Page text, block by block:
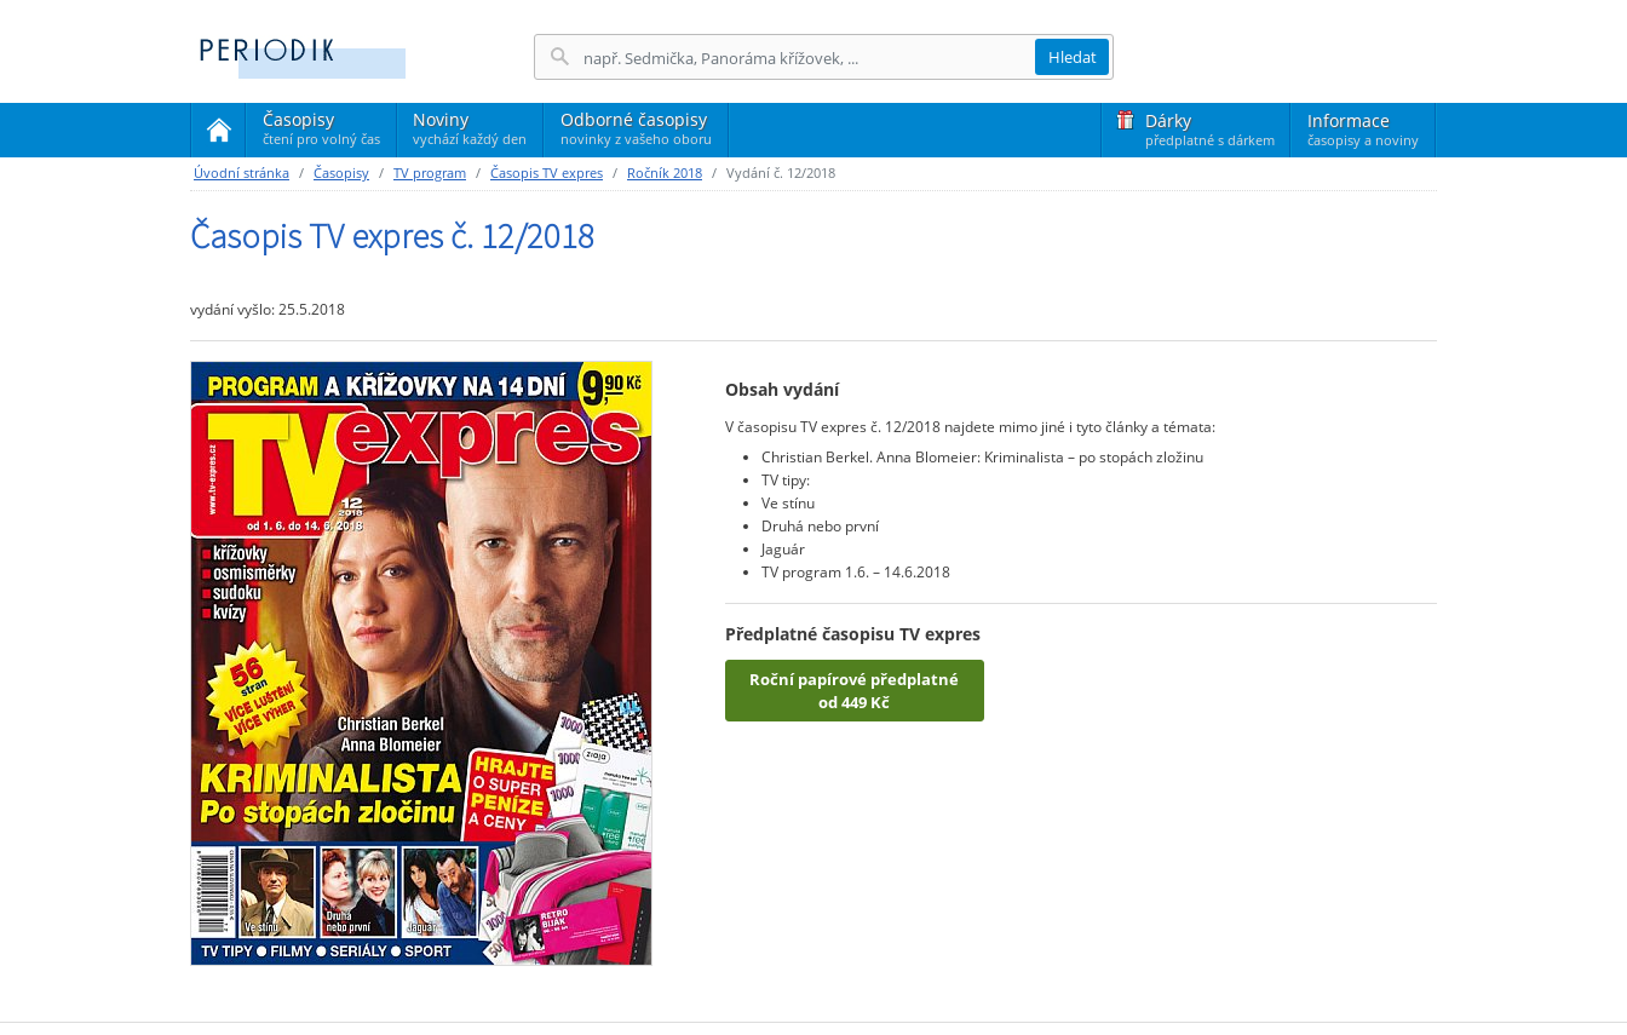
Časopisy
čtení pro volný čas
(current)
Noviny
vychází každý den
Odborné časopisy
novinky z vašeho oboru
Dárky
předplatné s dárkem
Informace
časopisy a noviny
Hledat
Úvodní stránka Časopisy TV program Časopis TV expres Ročník 2018 Vydání č. 12/2018
Časopis TV expres č. 12/2018
vydání vyšlo: 25.5.2018
Obsah vydání
V časopisu TV expres č. 12/2018 najdete mimo jiné i tyto články a témata:
Christian Berkel. Anna Blomeier: Kriminalista – po stopách zložinu
TV tipy:
Ve stínu
Druhá nebo první
Jaguár
TV program 1.6. – 14.6.2018
Předplatné časopisu TV expres
Roční papírové předplatné
od 449 Kč